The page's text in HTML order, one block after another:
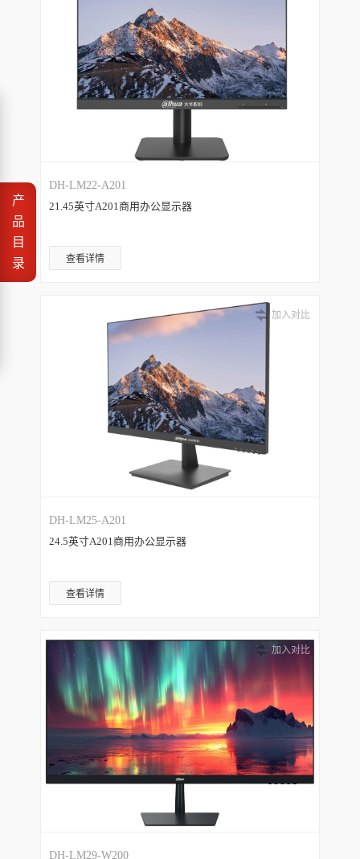
产
品
目
录
DH-LM22-A201
21.45英寸A201商用办公显示器
查看详情
加入对比
DH-LM25-A201
24.5英寸A201商用办公显示器
查看详情
加入对比
DH-LM29-W200